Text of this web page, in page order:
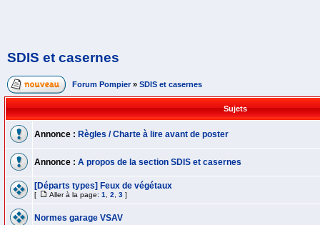
SDIS et casernes
Forum Pompier » SDIS et casernes
Sujets
Annonce : Règles / Charte à lire avant de poster
Annonce : A propos de la section SDIS et casernes
[Départs types] Feux de végétaux
[ Aller à la page: 1 2 3 ]
Normes garage VSAV